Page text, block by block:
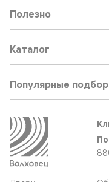
Полезно
Каталог
Популярные